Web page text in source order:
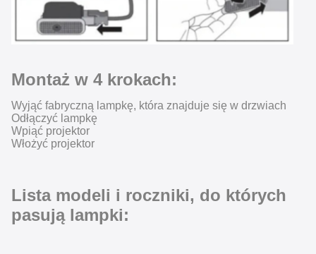
Montaż w 4 krokach:
Wyjąć fabryczną lampkę, która znajduje się w drzwiach
Odłączyć lampkę
Wpiąć projektor
Włożyć projektor
Lista modeli i roczniki, do których
pasują lampki: